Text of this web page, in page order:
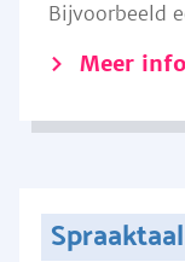
Bijvoorbeeld
Meer